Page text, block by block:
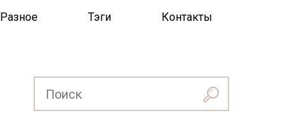
Разное Тэги Контакты